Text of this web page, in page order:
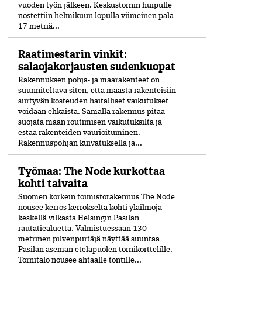
vuoden työn jälkeen. Keskustornin huipulle
nostettiin helmikuun lopulla viimeinen pala
17 metriä...
Raatimestarin vinkit:
salaojakorjausten sudenkuopat
Rakennuksen pohja- ja maarakenteet on
suunniteltava siten, että maasta rakenteisiin
siirtyvän kosteuden haitalliset vaikutukset
voidaan ehkäistä. Samalla rakennus pitää
suojata maan routimisen vaikutuksilta ja
estää rakenteiden vaurioituminen.
Rakennuspohjan kuivatuksella ja...
Työmaa: The Node kurkottaa
kohti taivaita
Suomen korkein toimistorakennus The Node
nousee kerros kerrokselta kohti yläilmoja
keskellä vilkasta Helsingin Pasilan
rautatiealuetta. Valmistuessaan 130-
metrinen pilvenpiirtäjä näyttää suuntaa
Pasilan aseman eteläpuolen tornikorttelille.
Tornitalo nousee ahtaalle tontille...